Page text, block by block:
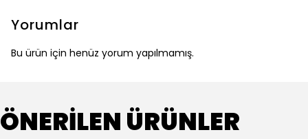
Yorumlar
Bu ürün için henüz yorum yapılmamış.
ÖNERİLEN ÜRÜNLER